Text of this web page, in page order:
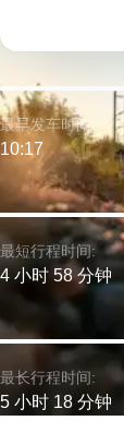
最短行程时间:
4 小时 58 分钟
最早发车时间:
10:17
最长行程时间:
5 小时 18 分钟